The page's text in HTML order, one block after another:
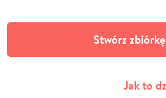
Stwórz
Jak to